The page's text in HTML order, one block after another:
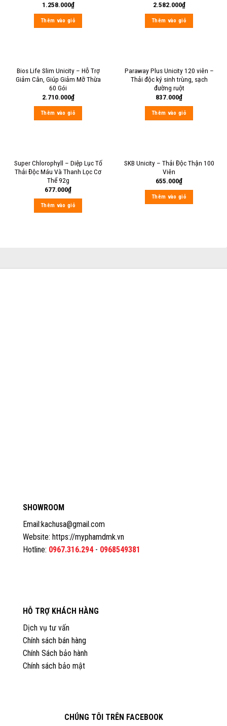
1.258.000₫
Thêm vào giỏ
2.582.000₫
Thêm vào giỏ
Bios Life Slim Unicity – Hỗ Trợ
Giảm Cân, Giúp Giảm Mỡ Thừa
60 Gói
2.710.000₫
Thêm vào giỏ
Paraway Plus Unicity 120 viên –
Thải độc ký sinh trùng, sạch
đường ruột
837.000₫
Thêm vào giỏ
Super Chlorophyll – Diệp Lục Tố
Thải Độc Máu Và Thanh Lọc Cơ
Thể 92g
677.000₫
Thêm vào giỏ
SKB Unicity – Thải Độc Thận 100
Viên
655.000₫
Thêm vào giỏ
SHOWROOM
Email:kachusa@gmail.com
Website: https://myphamdmk.vn
Hotline: 0967.316.294- 0968549381
HỖ TRỢ KHÁCH HÀNG
Dịch vụ tư vấn
Chính sách bán hàng
Chính Sách bảo hành
Chính sách bảo mật
CHÚNG TÔI TRÊN FACEBOOK